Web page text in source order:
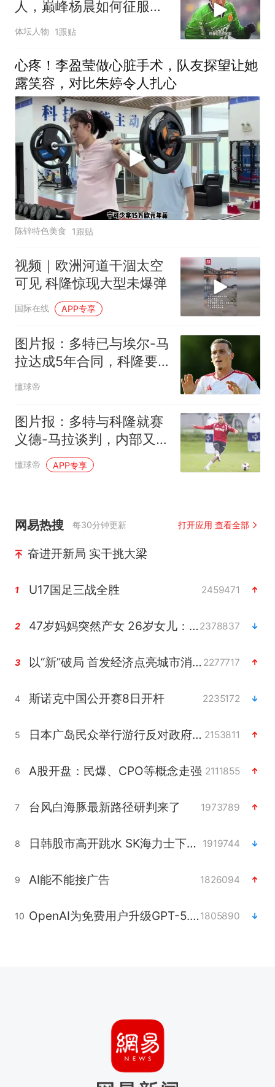
人，巅峰杨晨如何征服德
甲！
体坛人物 1跟贴
心疼！李盈莹做心脏手术，队友探望让她
露笑容，对比朱婷令人扎心
陈锌特色美食 1跟贴
视频｜欧洲河道干涸太空
可见 科隆惊现大型未爆弹
国际在线 APP专享
图片报：多特已与埃尔-马
拉达成5年合同，科隆要
5000万欧
懂球帝
图片报：多特与科隆就赛
义德-马拉谈判，内部又重
燃达成协议的希望
懂球帝 APP专享
网易热搜 每30分钟更新 打开应用 查看全部
奋进开新局 实干挑大梁
1 U17国足三战全胜 2459471
2 47岁妈妈突然产女 26岁女儿：很震惊2378837
3 以“新”破局 首发经济点亮城市消费活力 2277717
4 斯诺克中国公开赛8日开杆 2235172
5 日本广岛民众举行游行反对政府行径 2153811
6 A股开盘：民爆、CPO等概念走强 2111855
7 台风白海豚最新路径研判来了 1973789
8 日韩股市高开跳水 SK海力士下挫转跌 1919744
9 AI能不能接广告 1826094
10 OpenAI为免费用户升级GPT-5.6 Luna1805890